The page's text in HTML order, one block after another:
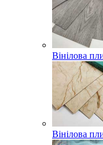
Вінілова
Вінілова